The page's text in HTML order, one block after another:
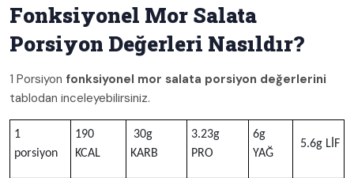
Fonksiyonel Mor Salata
Porsiyon Değerleri Nasıldır?
1 Porsiyon fonksiyonel mor salata porsiyon değerlerini
tablodan inceleyebilirsiniz.
1
porsiyon
190
KCAL
30g
KARB
3.23g
PRO
6g
YAĞ
5.6g LİF